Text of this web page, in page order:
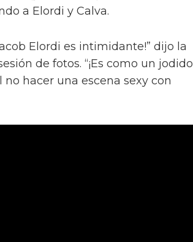
a Elordi y Calva.
Elordi es intimidante!” dijo la
de fotos. “¡Es como un jodido
no hacer una escena sexy con